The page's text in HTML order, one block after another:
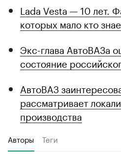
Lada Vesta — 10 лет.
которых мало кто
Экс-глава АвтоВАЗа
состояние
АвтоВАЗ
рассматривает
производства
Авторы Теги